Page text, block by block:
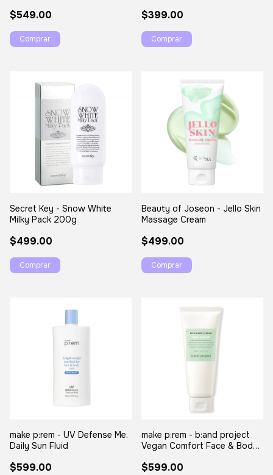
$549.00 $399.00
Secret Key - Snow White
Milky Pack 200g
$499.00
Beauty of Joseon - Jello Skin
Massage Cream
$499.00
make p:rem - UV Defense Me.
Daily Sun Fluid
$599.00
make p:rem - b:and project
Vegan Comfort Face & Body
$599.00